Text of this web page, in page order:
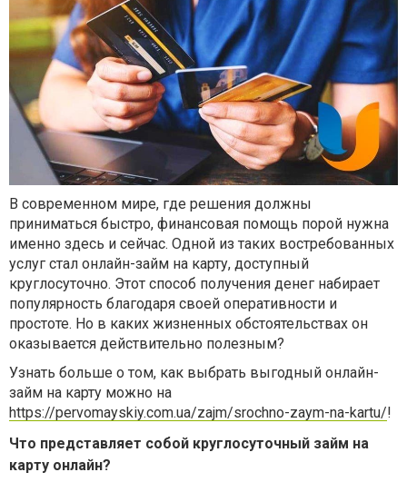
В современном мире, где решения должны
приниматься быстро, финансовая помощь порой нужна
именно здесь и сейчас. Одной из таких востребованных
услуг стал онлайн-займ на карту, доступный
круглосуточно. Этот способ получения денег набирает
популярность благодаря своей оперативности и
простоте. Но в каких жизненных обстоятельствах он
оказывается действительно полезным?
Узнать больше о том, как выбрать выгодный онлайн-
займ на карту можно на
https://pervomayskiy.com.ua/zajm/srochno-zaym-na-kartu/!
Что представляет собой круглосуточный займ на
карту онлайн?